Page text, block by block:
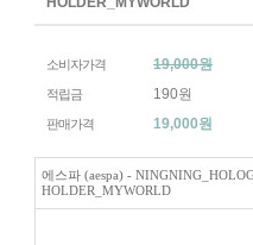
소비자가격 19,000원
적립금 190원
판매가격 19,000원
에스파 (aespa) -
HOLDER_MYWORLD